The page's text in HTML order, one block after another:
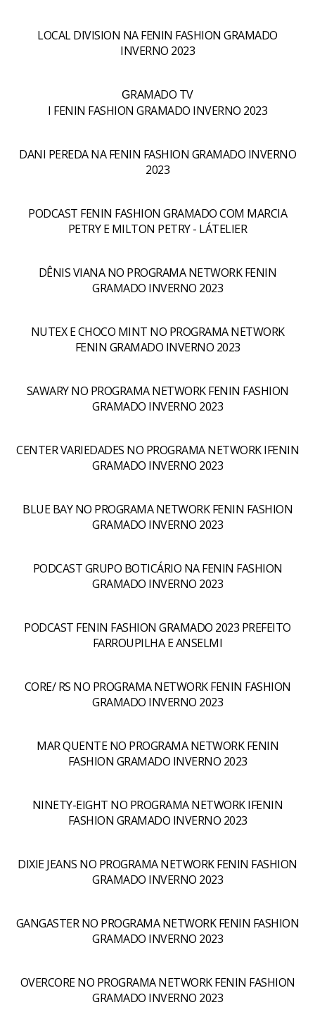
LOCAL DIVISION NA FENIN FASHION GRAMADO
INVERNO 2023
GRAMADO TV
I FENIN FASHION GRAMADO INVERNO 2023
DANI PEREDA NA FENIN FASHION GRAMADO INVERNO
2023
PODCAST FENIN FASHION GRAMADO COM MARCIA
PETRY E MILTON PETRY - LÁTELIER
DÊNIS VIANA NO PROGRAMA NETWORK FENIN
GRAMADO INVERNO 2023
NUTEX E CHOCO MINT NO PROGRAMA NETWORK
FENIN GRAMADO INVERNO 2023
SAWARY NO PROGRAMA NETWORK FENIN FASHION
GRAMADO INVERNO 2023
CENTER VARIEDADES NO PROGRAMA NETWORK IFENIN
GRAMADO INVERNO 2023
BLUE BAY NO PROGRAMA NETWORK FENIN FASHION
GRAMADO INVERNO 2023
PODCAST GRUPO BOTICÁRIO NA FENIN FASHION
GRAMADO INVERNO 2023
PODCAST FENIN FASHION GRAMADO 2023 PREFEITO
FARROUPILHA E ANSELMI
CORE/ RS NO PROGRAMA NETWORK FENIN FASHION
GRAMADO INVERNO 2023
MAR QUENTE NO PROGRAMA NETWORK FENIN
FASHION GRAMADO INVERNO 2023
NINETY-EIGHT NO PROGRAMA NETWORK IFENIN
FASHION GRAMADO INVERNO 2023
DIXIE JEANS NO PROGRAMA NETWORK FENIN FASHION
GRAMADO INVERNO 2023
GANGASTER NO PROGRAMA NETWORK FENIN FASHION
GRAMADO INVERNO 2023
OVERCORE NO PROGRAMA NETWORK FENIN FASHION
GRAMADO INVERNO 2023